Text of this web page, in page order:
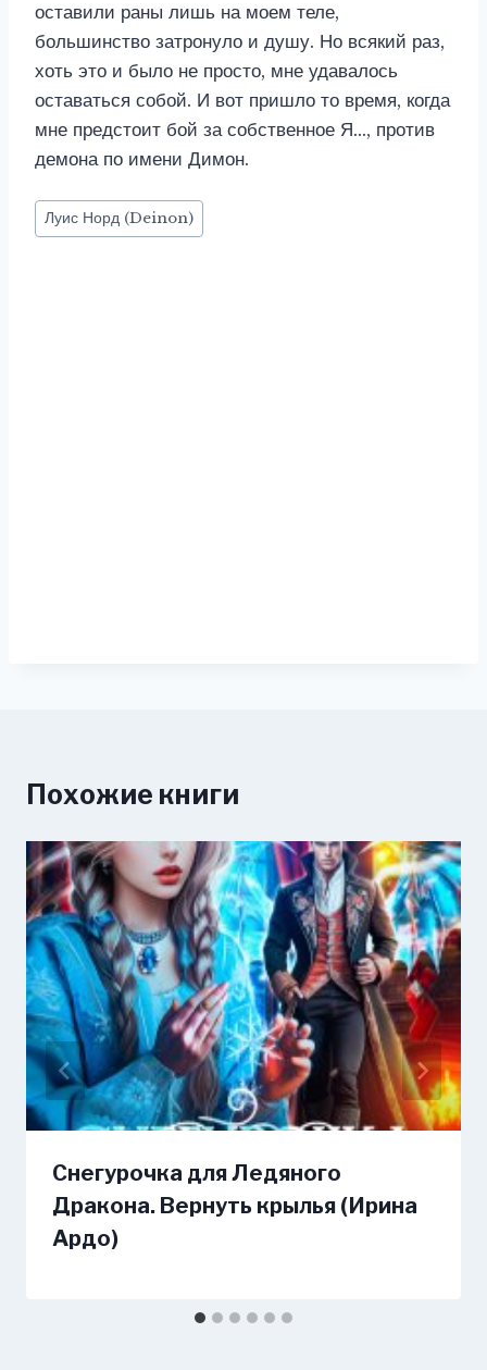
оставили раны лишь на моем теле,
большинство затронуло и душу. Но всякий раз,
хоть это и было не просто, мне удавалось
оставаться собой. И вот пришло то время, когда
мне предстоит бой за собственное Я…, против
демона по имени Димон.
Метки
записи:
Луис Норд (Deinon)
Похожие книги
Снегурочка для Ледяного
Дракона. Вернуть крылья (Ирина
Ардо)